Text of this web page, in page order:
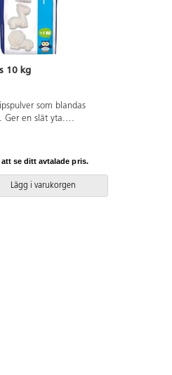
10 kg
som blandas
Ger en slät yta.
se ditt avtalade pris.
Lägg i varukorgen